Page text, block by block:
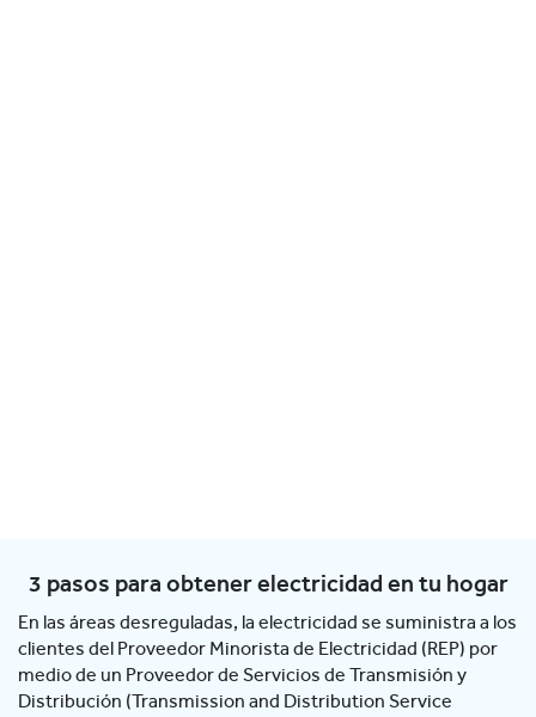
3 pasos para obtener electricidad en tu hogar
En las áreas desreguladas, la electricidad se suministra a los
clientes del Proveedor Minorista de Electricidad (REP) por
medio de un Proveedor de Servicios de Transmisión y
Distribución (Transmission and Distribution Service